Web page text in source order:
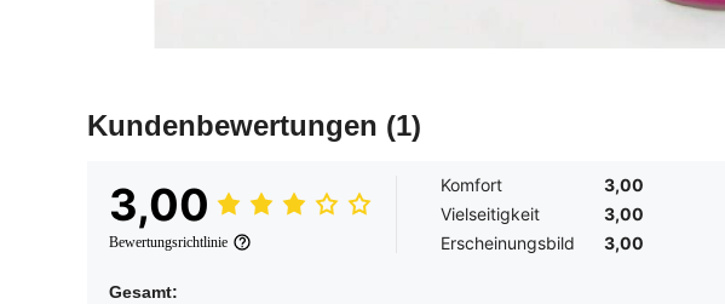
Kundenbewertungen (1)
3,00
Bewertungsrichtlinie
Komfort
3,00
Vielseitigkeit
3,00
Erscheinungsbild
3,00
Gesamt: